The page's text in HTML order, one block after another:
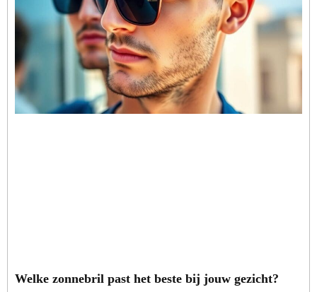
Welke zonnebril past het beste bij jouw gezicht?